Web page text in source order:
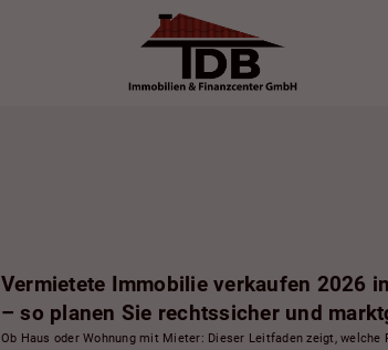
Vermietete Immobilie verkaufen 2026
– so planen Sie rechtssicher und
Ob Haus oder Wohnung mit Mieter: Dieser Leitfaden zeigt,